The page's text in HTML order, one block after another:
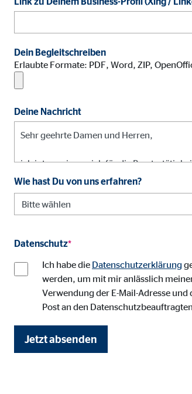
Dein Begleitschreiben
Erlaubte Formate: PDF, Word, ZIP,
Deine Nachricht
Wie hast Du von uns erfahren?
Datenschutz*
Ich habe die Datenschutzerklärung
werden, um mit mir anlässlich
Verwendung der E-Mail-Adresse
Post an den
Jetzt absenden
Cookie Laufzeit:
Externe Medien
Inhalte von Video- und
Google Maps |
Name:
Anbieter:
Cookie Laufzeit: